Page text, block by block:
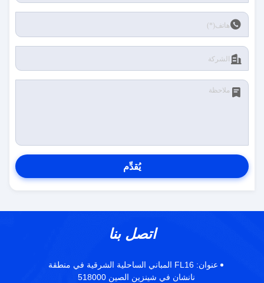
يُقدِّم
اتصل بنا
عنوان:
FL16 المباني الساحلية الشرقية في منطقة
نانشان في شينزين الصين 518000